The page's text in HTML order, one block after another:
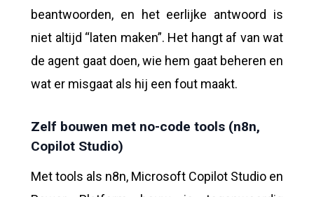
beantwoorden, en het eerlijke antwoord is
niet altijd “laten maken”. Het hangt af van wat
de agent gaat doen, wie hem gaat beheren en
wat er misgaat als hij een fout maakt.
Zelf bouwen met no-code tools (n8n,
Copilot Studio)
Met tools als n8n, Microsoft Copilot Studio en